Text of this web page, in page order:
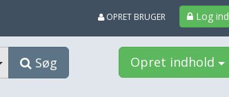
Log ind
OPRET BRUGER
Søg Opret indhold